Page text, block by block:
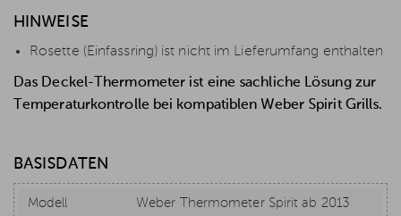
HINWEISE
Rosette (Einfassring) ist nicht im Lieferumfang enthalten
Das Deckel-Thermometer ist eine sachliche Lösung zur
Temperaturkontrolle bei kompatiblen Weber Spirit Grills.
BASISDATEN
Modell
Weber Thermometer Spirit ab 2013